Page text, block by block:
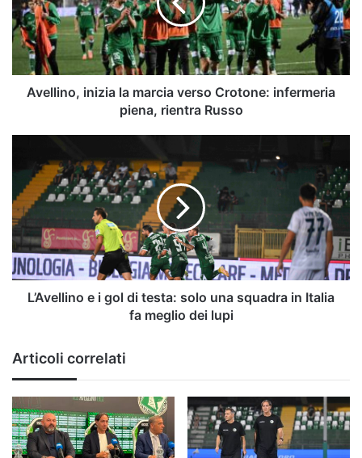
verso
Crotone:
infermeria
piena,
rientra
Russo
Avellino, inizia la marcia verso Crotone: infermeria
piena, rientra Russo
gol
di
testa:
solo
una
squadra
dei
lupi
L’Avellino e i gol di testa: solo una squadra in Italia
fa meglio dei lupi
Articoli correlati